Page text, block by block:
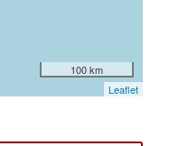
100 km
Leaflet